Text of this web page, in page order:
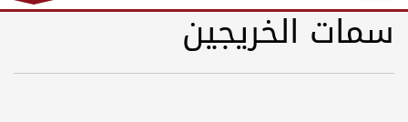
سمات الخريجين